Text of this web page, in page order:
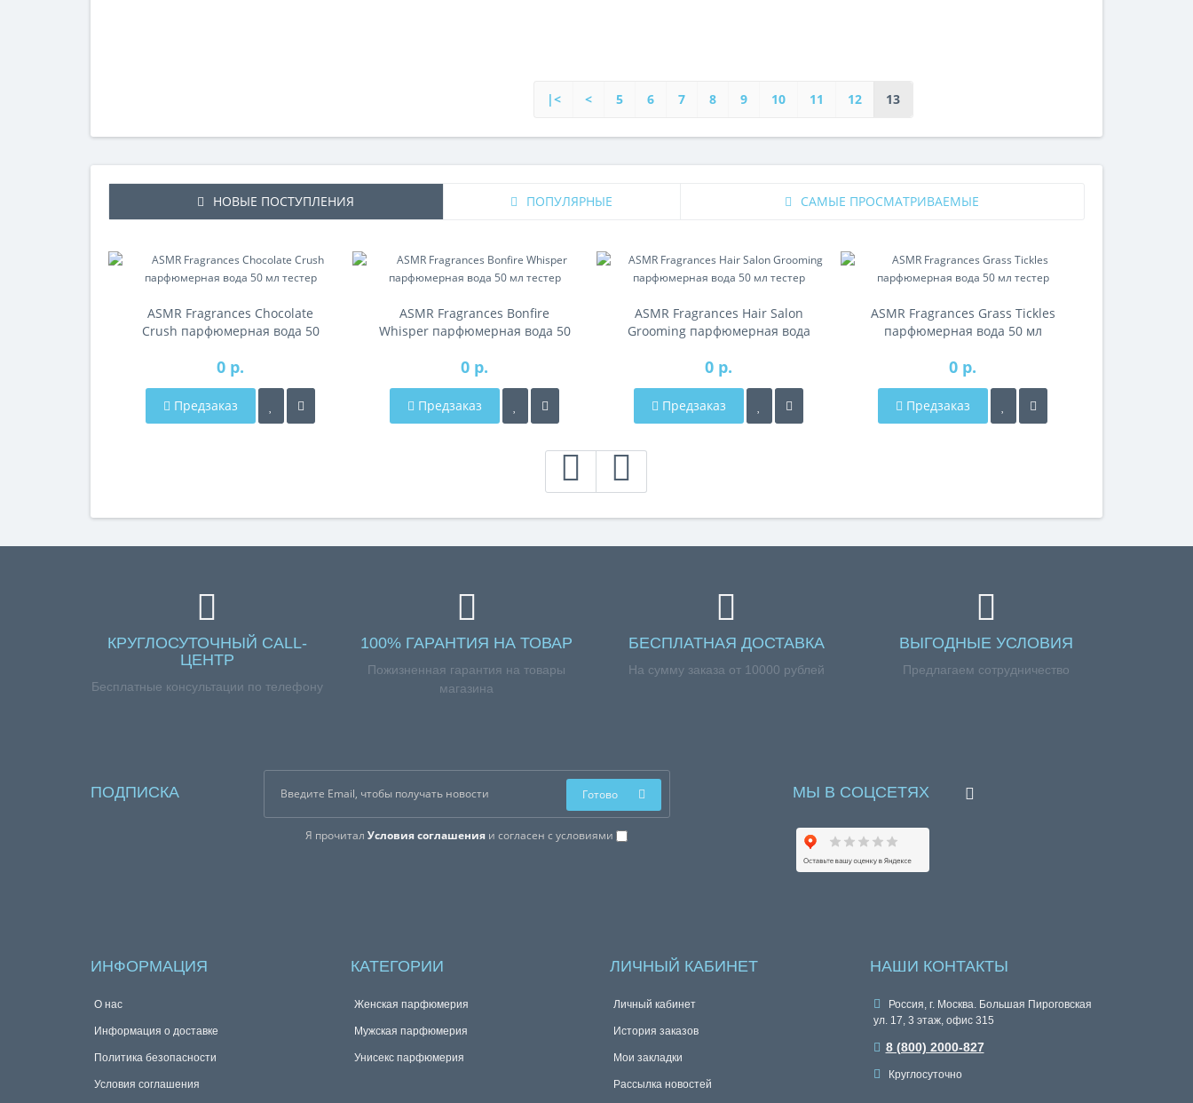
|< < 5 6 7 8 9 10 11 12 13
НОВЫЕ ПОСТУПЛЕНИЯ ПОПУЛЯРНЫЕ САМЫЕ ПРОСМАТРИВАЕМЫЕ
ASMR Fragrances Chocolate
Crush парфюмерная вода 50
0 р.
Предзаказ
ASMR Fragrances Bonfire
Whisper парфюмерная вода 50
0 р.
Предзаказ
ASMR Fragrances Hair Salon
Grooming парфюмерная вода
0 р.
Предзаказ
ASMR Fragrances Grass Tickles
парфюмерная вода 50 мл
0 р.
Предзаказ
КРУГЛОСУТОЧНЫЙ CALL-
ЦЕНТР
Бесплатные консультации по телефону
100% ГАРАНТИЯ НА ТОВАР
Пожизненная гарантия на товары
магазина
БЕСПЛАТНАЯ ДОСТАВКА
На сумму заказа от 10000 рублей
ВЫГОДНЫЕ УСЛОВИЯ
Предлагаем сотрудничество
ПОДПИСКА
Я прочиталУсловия соглашения и согласен с условиями
Готово МЫ В СОЦСЕТЯХ
ИНФОРМАЦИЯ
О нас
Информация о доставке
Политика безопасности
Условия соглашения
КАТЕГОРИИ
Женская парфюмерия
Мужская парфюмерия
Унисекс парфюмерия
ЛИЧНЫЙ КАБИНЕТ
Личный кабинет
История заказов
Мои закладки
Рассылка новостей
НАШИ КОНТАКТЫ
Россия, г. Москва. Большая Пироговская
ул. 17, 3 этаж, офис 315
8 (800) 2000-827
Круглосуточно